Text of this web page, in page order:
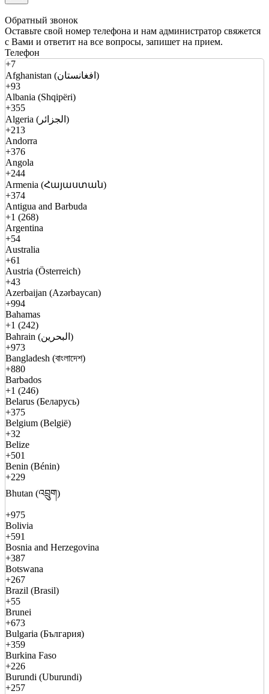
Обратный звонок
Оставьте свой номер телефона и нам администратор свяжется
с Вами и ответит на все вопросы, запишет на прием.
Телефон
+7
Afghanistan (افغانستان)
+93
Albania (Shqipëri)
+355
Algeria (الجزائر)
+213
Andorra
+376
Angola
+244
Armenia (Հայաստան)
+374
Antigua and Barbuda
+1 (268)
Argentina
+54
Australia
+61
Austria (Österreich)
+43
Azerbaijan (Azərbaycan)
+994
Bahamas
+1 (242)
Bahrain (البحرين)
+973
Bangladesh (বাংলাদেশ)
+880
Barbados
+1 (246)
Belarus (Беларусь)
+375
Belgium (België)
+32
Belize
+501
Benin (Bénin)
+229
Bhutan (འབྲུག)
+975
Bolivia
+591
Bosnia and Herzegovina
+387
Botswana
+267
Brazil (Brasil)
+55
Brunei
+673
Bulgaria (България)
+359
Burkina Faso
+226
Burundi (Uburundi)
+257